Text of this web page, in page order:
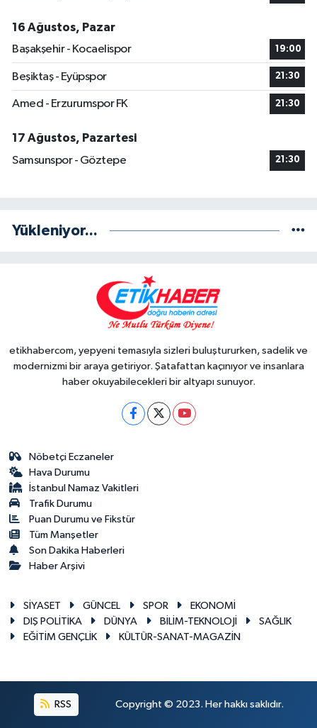
16 Ağustos, Pazar
Başakşehir - Kocaelispor
19:00
Beşiktaş - Eyüpspor 21:30
Amed - Erzurumspor FK 21:30
17 Ağustos, Pazartesi
Samsunspor - Göztepe
21:30
Yükleniyor...
etikhabercom, yepyeni temasıyla sizleri buluştururken, sadelik ve
modernizmi bir araya getiriyor. Şatafattan kaçınıyor ve insanlara
haber okuyabilecekleri bir altyapı sunuyor.
Nöbetçi Eczaneler
Hava Durumu
İstanbul Namaz Vakitleri
Trafik Durumu
Puan Durumu ve Fikstür
Tüm Manşetler
Son Dakika Haberleri
Haber Arşivi
SİYASET GÜNCEL SPOR
EKONOMİ
DIŞ POLİTİKA
DÜNYA BİLİM-TEKNOLOJİ
SAĞLIK
EĞİTİM GENÇLİK
KÜLTÜR-SANAT-MAGAZİN
RSS Copyright © 2023. Her hakkı saklıdır.